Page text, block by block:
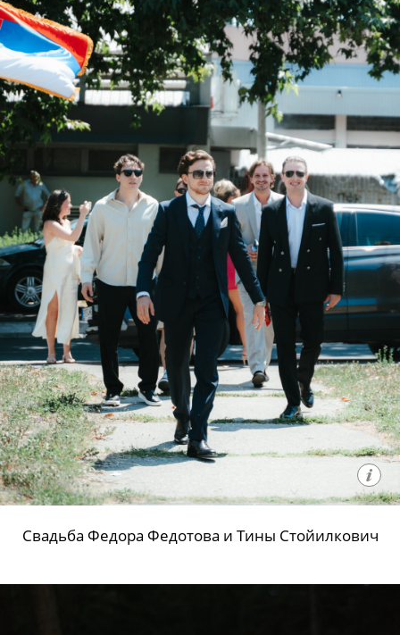
Свадьба Федора Федотова и Тины Стойилкович